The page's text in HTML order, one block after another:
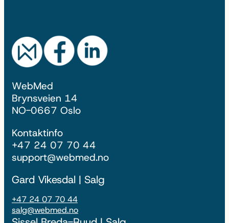
WebMed
Brynsveien 14
NO-0667 Oslo
Kontaktinfo
+47 24 07 70 44
support@webmed.no
Gard Vikesdal | Salg
+47 24 07 70 44
salg@webmed.no